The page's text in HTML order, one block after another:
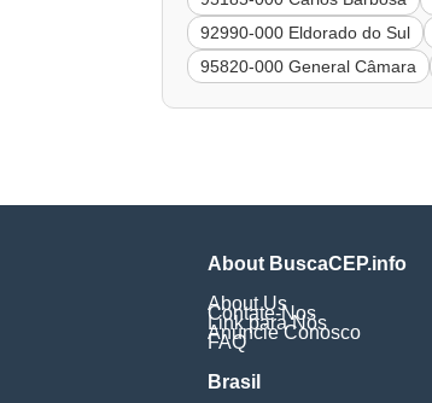
92990-000 Eldorado do Sul
95820-000 General Câmara
About BuscaCEP.info
About Us
Contate-Nos
Link para Nós
Anuncie Conosco
FAQ
Brasil